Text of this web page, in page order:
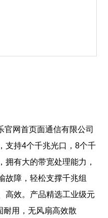
网首页面通信有限公司
支持4个千兆光口，8个千
拥有大的带宽处理能力，
故障，轻松支撑千兆组
高效。产品精选工业级元
耐用，无风扇高效散